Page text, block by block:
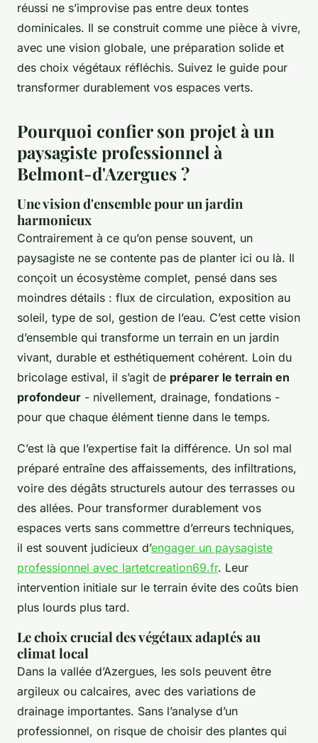
réussi ne s’improvise pas entre deux tontes
dominicales. Il se construit comme une pièce à vivre,
avec une vision globale, une préparation solide et
des choix végétaux réfléchis. Suivez le guide pour
transformer durablement vos espaces verts.
Pourquoi confier son projet à un
paysagiste professionnel à
Belmont-d'Azergues ?
Une vision d'ensemble pour un jardin
harmonieux
Contrairement à ce qu’on pense souvent, un
paysagiste ne se contente pas de planter ici ou là. Il
conçoit un écosystème complet, pensé dans ses
moindres détails : flux de circulation, exposition au
soleil, type de sol, gestion de l’eau. C’est cette vision
d’ensemble qui transforme un terrain en un jardin
vivant, durable et esthétiquement cohérent. Loin du
bricolage estival, il s’agit de préparer le terrain en
profondeur - nivellement, drainage, fondations -
pour que chaque élément tienne dans le temps.
C’est là que l’expertise fait la différence. Un sol mal
préparé entraîne des affaissements, des infiltrations,
voire des dégâts structurels autour des terrasses ou
des allées. Pour transformer durablement vos
espaces verts sans commettre d’erreurs techniques,
il est souvent judicieux d’engager un paysagiste
professionnel avec lartetcreation69.fr. Leur
intervention initiale sur le terrain évite des coûts bien
plus lourds plus tard.
Le choix crucial des végétaux adaptés au
climat local
Dans la vallée d’Azergues, les sols peuvent être
argileux ou calcaires, avec des variations de
drainage importantes. Sans l’analyse d’un
professionnel, on risque de choisir des plantes qui